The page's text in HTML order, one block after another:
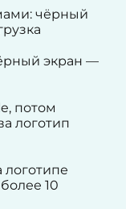
чёрный
экран —
потом
логотип
логотипе
10